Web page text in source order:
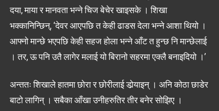
दया, माया र मानवता भन्ने चिज बेचेर खाइसके । शिखा
भक्कानिन्छिन्, ‘देवर आएपछि त केही ढाडस देला भन्ने आशा थियो ।
आफ्नो मान्छे भएपछि केही सहज होला भन्ने आँट त हुन्छ नि मान्छेलाई
। तर, ऊ पनि उतै लागेर मलाई यो बिरानो सहरमा एक्लै बनाइदियो ।’
अन्ततः शिखाले हातमा छोरा र छोरीलाई डोर्‍याइन् । अनि कोठा छाडेर
बाटो लागिन् । सबैका आँखा उनीहरुतिर तीर बनेर सोझिए ।